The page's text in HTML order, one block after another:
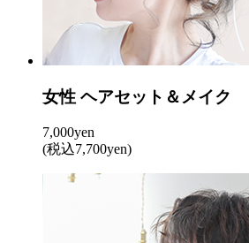
女性 ヘアセット＆メイク
7,000yen
(税込7,700yen)